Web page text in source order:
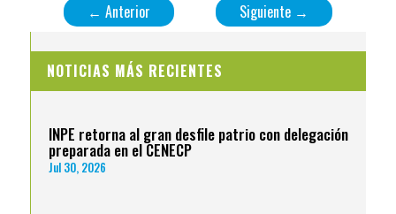
← Anterior Siguiente →
NOTICIAS MÁS RECIENTES
INPE retorna al gran desfile patrio con delegación
preparada en el CENECP
Jul 30, 2026